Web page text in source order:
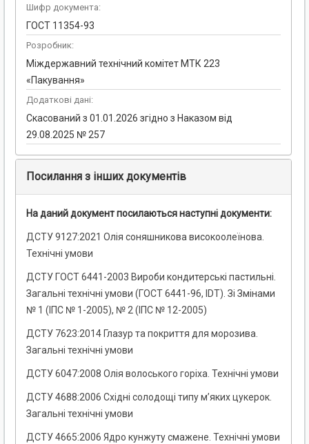
Шифр документа:
ГОСТ 11354-93
Розробник:
Міждержавний технічний комітет МТК 223
«Пакування»
Додаткові дані:
Скасований з 01.01.2026 згідно з Наказом від
29.08.2025 № 257
Посилання з інших документів
На даний документ посилаються наступні документи:
ДСТУ 9127:2021 Олія соняшникова високоолеїнова.
Технічні умови
ДСТУ ГОСТ 6441-2003 Вироби кондитерські пастильні.
Загальні технічні умови (ГОСТ 6441-96, IDT). Зі Змінами
№ 1 (ІПС № 1-2005), № 2 (ІПС № 12-2005)
ДСТУ 7623:2014 Глазур та покриття для морозива.
Загальні технічні умови
ДСТУ 6047:2008 Олія волоського горіха. Технічні умови
ДСТУ 4688:2006 Східні солодощі типу м’яких цукерок.
Загальні технічні умови
ДСТУ 4665:2006 Ядро кунжуту смажене. Технічні умови